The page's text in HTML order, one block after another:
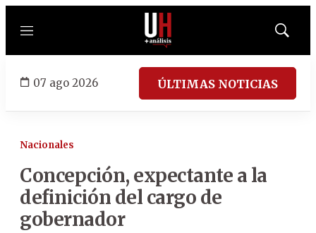
Menú
Mostrar
07 ago 2026 ÚLTIMAS NOTICIAS
Nacionales
Concepción, expectante a la
definición del cargo de
gobernador